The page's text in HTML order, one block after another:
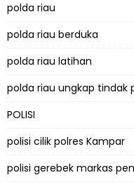
polda riau
polda riau berduka
polda riau latihan
polda riau ungkap tindak
POLISI
polisi cilik polres Kampar
polisi gerebek markas